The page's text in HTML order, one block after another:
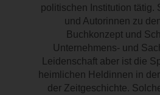
politischen Institution tätig.
und Autorinnen zu
Buchkonzept und
Unternehmens- und
Leidenschaft aber ist die
heimlichen Heldinnen in
der Zeitgeschichte.